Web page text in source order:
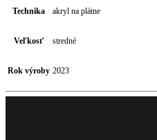
Technika akryl na plátne
Veľkosť stredné
Rok výroby 2023